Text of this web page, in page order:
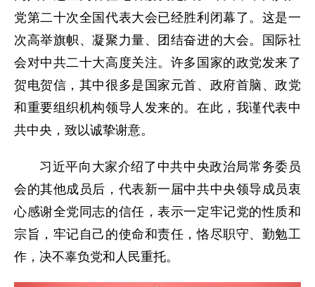
党第二十次全国代表大会已经胜利闭幕了。这是一
次高举旗帜、凝聚力量、团结奋进的大会。国际社
会对中共二十大高度关注。许多国家的政党发来了
贺电贺信，其中很多是国家元首、政府首脑、政党
和重要组织机构领导人发来的。在此，我谨代表中
共中央，致以诚挚谢意。
习近平向大家介绍了中共中央政治局常务委员
会的其他成员后，代表新一届中共中央领导成员衷
心感谢全党同志的信任，表示一定牢记党的性质和
宗旨，牢记自己的使命和责任，恪尽职守、勤勉工
作，决不辜负党和人民重托。